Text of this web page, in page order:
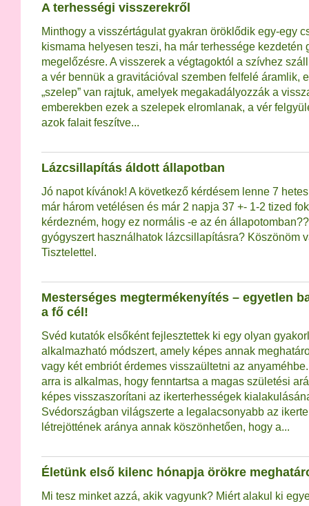
A terhességi visszerekről
Minthogy a visszértágulat gyakran öröklődik egy-egy
kismama helyesen teszi, ha már terhessége kezdetén
megelőzésre. A visszerek a végtagoktól a szívhez
a vér bennük a gravitációval szemben felfelé áramlik,
„szelep” van rajtuk, amelyek megakadályozzák a
emberekben ezek a szelepek elromlanak, a vér
azok falait feszítve...
Lázcsillapítás áldott állapotban
Jó napot kívánok! A következő kérdésem lenne 7
már három vetélésen és már 2 napja 37 +- 1-2 tized
kérdezném, hogy ez normális -e az én
gyógyszert használhatok lázcsillapításra? Köszönöm
Tisztelettel.
Mesterséges megtermékenyítés – egyetlen
a fő cél!
Svéd kutatók elsőként fejlesztettek ki egy olyan
alkalmazható módszert, amely képes annak
vagy két embriót érdemes visszaültetni az
arra is alkalmas, hogy fenntartsa a magas születési
képes visszaszorítani az ikerterhességek
Svédországban világszerte a legalacsonyabb az
létrejöttének aránya annak köszönhetően, hogy a...
Életünk első kilenc hónapja örökre
Mi tesz minket azzá, akik vagyunk? Miért alakul ki